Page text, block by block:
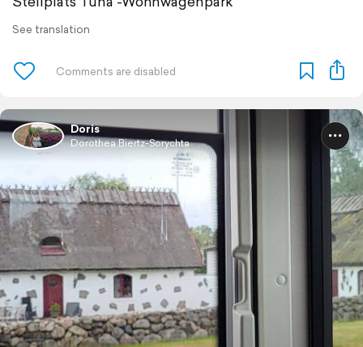
See translation
Doris
Dorothea Biertz-Sorychta